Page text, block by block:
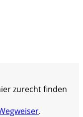
zurecht finden
.